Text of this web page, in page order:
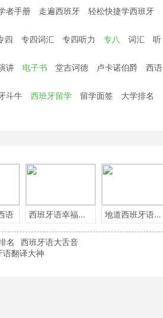
者手册 走遍西班牙
轻松快捷学西班牙
四 专四词汇 专四听力 专八 词汇
听
讲 电子书 堂吉诃德 卢卡诺伯爵
西语
斗牛 西班牙留学 留学面签
大学排名
语 西班牙语幸福小言 地道西班牙语必备
名
西班牙语大舌音
语翻译大神